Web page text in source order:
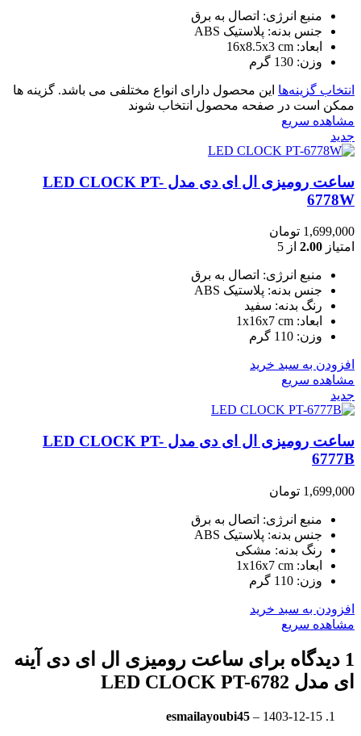
منبع انرژی: اتصال به برق
جنس بدنه: پلاستیک ABS
ابعاد: 16x8.5x3 cm
وزن: 130 گرم
انتخاب گزینه‌ها این محصول دارای انواع مختلفی می باشد. گزینه ها
ممکن است در صفحه محصول انتخاب شوند
مشاهده سریع
جدید
ساعت رومیزی ال ای دی مدل LED CLOCK PT-
6778W
1,699,000 تومان
امتیاز 2.00 از 5
منبع انرژی: اتصال به برق
جنس بدنه: پلاستیک ABS
رنگ بدنه: سفید
ابعاد: 1x16x7 cm
وزن: 110 گرم
افزودن به سبد خرید
مشاهده سریع
جدید
ساعت رومیزی ال ای دی مدل LED CLOCK PT-
6777B
1,699,000 تومان
منبع انرژی: اتصال به برق
جنس بدنه: پلاستیک ABS
رنگ بدنه: مشکی
ابعاد: 1x16x7 cm
وزن: 110 گرم
افزودن به سبد خرید
مشاهده سریع
1 دیدگاه برای
ساعت رومیزی ال ای دی آینه
ای مدل LED CLOCK PT-6782
esmailayoubi45 – 1403-12-15